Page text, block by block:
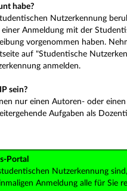
habe?
Nutzerkennung
einer Anmeldung mit der
vorgenommen haben.
auf "Studentische
anmelden.
sein?
nur einen Autoren- oder
Aufgaben als
Portal
Nutzerkennung
Anmeldung alle für Sie